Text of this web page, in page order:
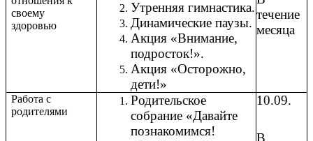
своему
здоровью
Утренняя гимнастика.
Динамические паузы.
Акция «Внимание,
подросток!».
Акция «Осторожно,
дети!»
течение
месяца
Работа с
родителями
Родительское
собрание «Давайте
познакомимся!
10.09.
В